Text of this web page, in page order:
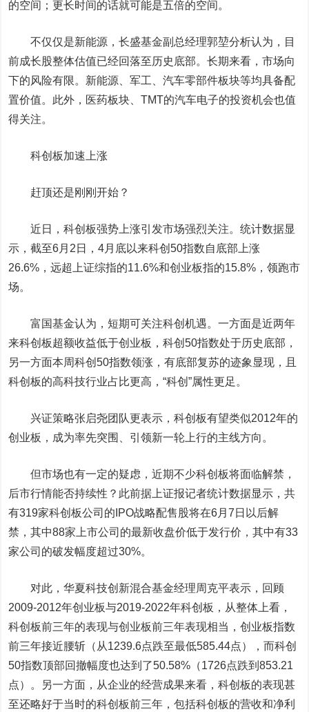
的空间；更长时间的话就可能是五倍的空间。
不仅仅是新能源，长盛基金副总经理郭堃分析认为，目
前成长股整体估值已经回落至历史底部。长期来看，市场向
下的风险有限。新能源、军工、汽车零部件板块等均具备配
置价值。此外，医药板块、TMT的汽车电子的投资机会也值
得关注。
科创板加速上涨
赶顶还是刚刚开始？
近日，科创板强势上涨引发市场强烈关注。统计数据显
示，截至6月2日，4月底以来科创50指数自底部上涨
26.6%，远超上证综指的11.6%和创业板指的15.8%，领跑市
场。
富国基金认为，短期可关注科创机遇。一方面是近两年
来科创板超额收益低于创业板，科创50指数处于历史底部，
另一方面本周科创50指数领涨，有底部复苏的迹象显现，且
科创板的高科技行业占比更高，“科创”属性更足。
兴证策略张启尧团队更表示，科创板有望类似2012年的
创业板，成为率先突围、引领新一轮上行的主线方向。
但市场也有一定的疑虑，近期不少科创板将面临解禁，
后市行情能否持续性？此前据上证报记者统计数据显示，共
有319家科创板公司的IPO战略配售股将在6月7日以后解
禁，其中88家上市公司的最新收盘价低于发行价，其中有33
家公司的破发幅度超过30%。
对此，华夏科技创新混合基金经理周克平表示，回顾
2009-2012年创业板与2019-2022年科创板，从整体上看，
科创板前三年的表现与创业板前三年表现相当，创业板指数
前三年接近腰斩（从1239.6点跌至最低585.44点），而科创
50指数顶部回撤幅度也达到了50.58%（1726点跌到853.21
点）。另一方面，从企业的经营成果来看，科创板的表现甚
至还略好于当时的科创板前三年，包括科创板的营收和净利